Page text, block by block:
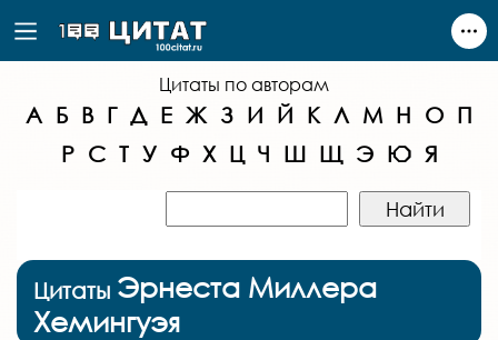
Цитаты по авторам
А Б В Г Д Е Ж З И Й К Л М Н О П
Р С Т У Ф Х Ц Ч Ш Щ Э Ю Я
Цитаты Эрнеста Миллера
Хемингуэя